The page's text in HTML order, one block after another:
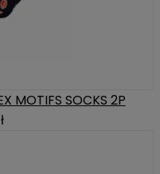
MOTIFS SOCKS 2P